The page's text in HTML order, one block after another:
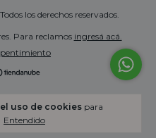
uso de cookies para
Entendido
los derechos reservados.
Para reclamos ingresá acá.